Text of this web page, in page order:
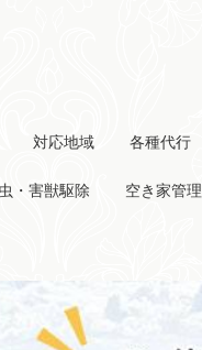
対応地域 各種代行
・害獣駆除 空き家管理